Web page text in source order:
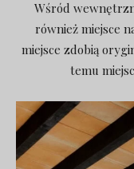
Wśród
również miejsce
miejsce zdobią
temu